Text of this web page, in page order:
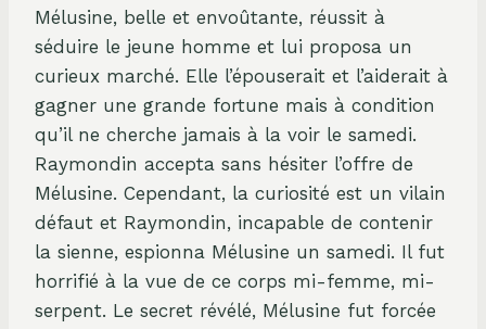
Mélusine, belle et envoûtante, réussit à
séduire le jeune homme et lui proposa un
curieux marché. Elle l’épouserait et l’aiderait à
gagner une grande fortune mais à condition
qu’il ne cherche jamais à la voir le samedi.
Raymondin accepta sans hésiter l’offre de
Mélusine. Cependant, la curiosité est un vilain
défaut et Raymondin, incapable de contenir
la sienne, espionna Mélusine un samedi. Il fut
horrifié à la vue de ce corps mi-femme, mi-
serpent. Le secret révélé, Mélusine fut forcée